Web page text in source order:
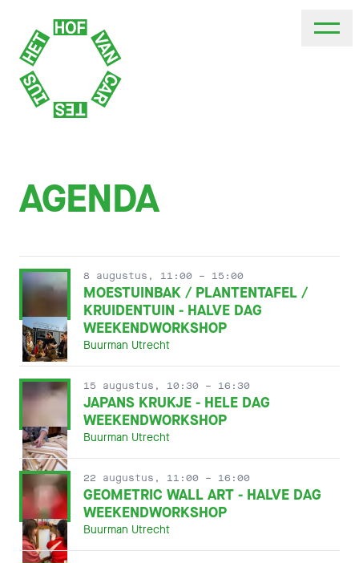
AGENDA
8 augustus, 11:00 – 15:00
MOESTUINBAK / PLANTENTAFEL /
KRUIDENTUIN - HALVE DAG
WEEKENDWORKSHOP
Buurman Utrecht
15 augustus, 10:30 – 16:30
JAPANS KRUKJE - HELE DAG
WEEKENDWORKSHOP
Buurman Utrecht
22 augustus, 11:00 – 16:00
GEOMETRIC WALL ART - HALVE DAG
WEEKENDWORKSHOP
Buurman Utrecht